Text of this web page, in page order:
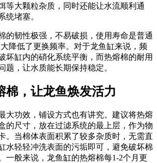
等大颗粒杂质，同时还能让水流顺利通
统堵塞。
的韧性极强，不易破损，使用寿命是普通
降低了更换频率。对于龙鱼缸来说，频
坏缸内的硝化系统平衡，而热熔棉的耐用
题，让水质能长期保持稳定。
棉，让龙鱼焕发活力
大功效，铺设方式也有讲究。建议将热熔
的尺寸，放在过滤系统的最上层，作为物
。当棉体表面积累了较多杂质时，无需直
水轻轻冲洗表面的污垢即可，避免破坏棉
一般来说，龙鱼缸的热熔棉每1-2个月更